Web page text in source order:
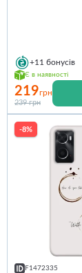
+11 бонусів
Є в наявності
219грн
239 грн
-8%
F1472335